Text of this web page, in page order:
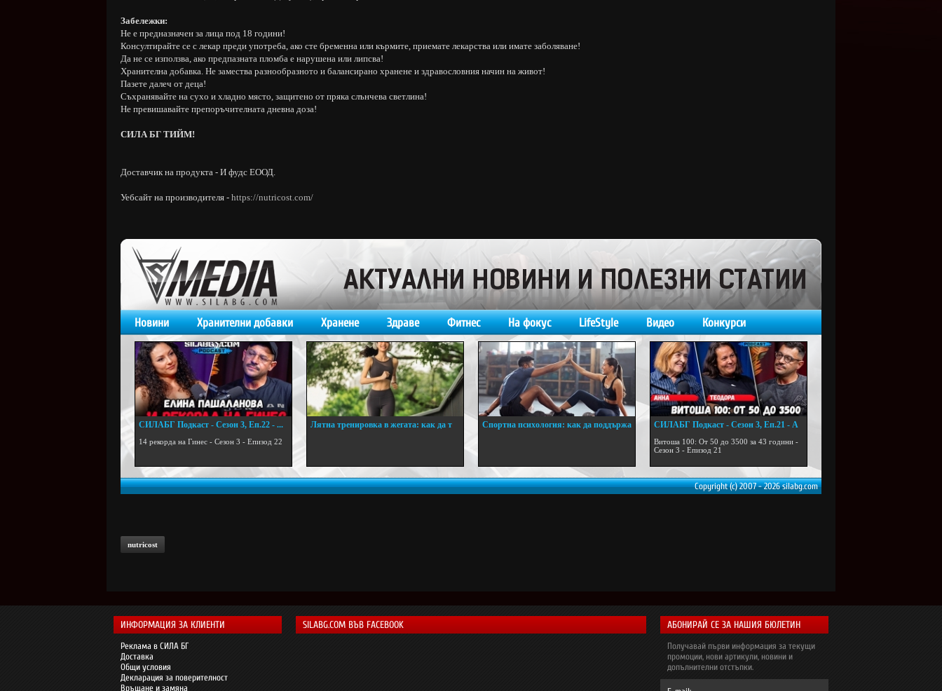
Забележки:
Не е предназначен за лица под 18 години!
Консултирайте се с лекар преди употреба, ако сте бременна или кърмите, приемате лекарства или имате заболяване!
Да не се използва, ако предпазната пломба е нарушена или липсва!
Хранителна добавка. Не замества разнообразното и балансирано хранене и здравословния начин на живот!
Пазете далеч от деца!
Съхранявайте на сухо и хладно място, защитено от пряка слънчева светлина!
Не превишавайте препоръчителната дневна доза!
СИЛА БГ ТИЙМ!
Доставчик на продукта - И фудс ЕООД.
Уебсайт на производителя - https://nutricost.com/
Новини Хранителни добавки Хранене Здраве Фитнес На фокус LifeStyle Видео Конкурси
СИЛАБГ Подкаст - Сезон 3, Еп.22 - ...
14 рекорда на Гинес - Сезон 3 - Епизод 22
Лятна тренировка в жегата: как да т
Спортна психология: как да поддържа
СИЛАБГ Подкаст - Сезон 3, Еп.21 - А
Витоша 100: От 50 до 3500 за 43 години -
Сезон 3 - Епизод 21
Copyright (c) 2007 - 2026 silabg.com
nutricost
ИНФОРМАЦИЯ ЗА КЛИЕНТИ
Реклама в СИЛА БГ
Доставка
Общи условия
Декларация за поверителност
Връщане и замяна
SILABG.COM ВЪВ FACEBOOK АБОНИРАЙ СЕ ЗА НАШИЯ БЮЛЕТИН
Получавай първи информация за текущи
промоции, нови артикули, новини и
допълнителни отстъпки.